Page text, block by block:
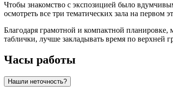
Чтобы знакомство с экспозицией было
осмотреть все три тематических зала на первом
Благодаря грамотной и компактной
таблички, лучше закладывать время по верхней
Часы работы
Нашли неточность?